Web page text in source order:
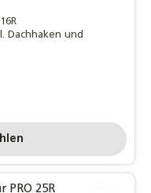
Dachhaken und